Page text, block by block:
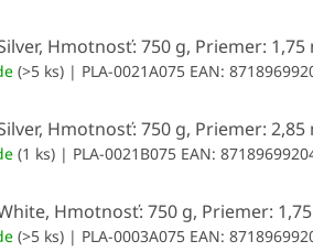
Hmotnosť: 750 g, Priemer: 1,75
(>5 ks) | PLA-0021A075 EAN:
Hmotnosť: 750 g, Priemer: 2,85
(1 ks) | PLA-0021B075 EAN:
Hmotnosť: 750 g, Priemer:
(>5 ks) | PLA-0003A075 EAN: